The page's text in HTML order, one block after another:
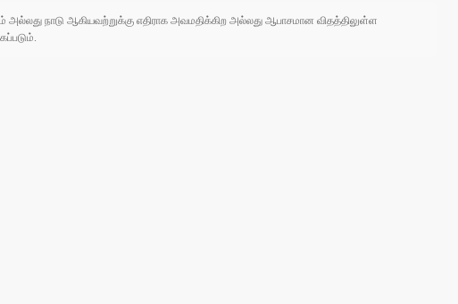
அல்லது நாடு ஆகியவற்றுக்கு எதிராக அவமதிக்கிற அல்லது ஆபாசமான விதத்திலுள்ள